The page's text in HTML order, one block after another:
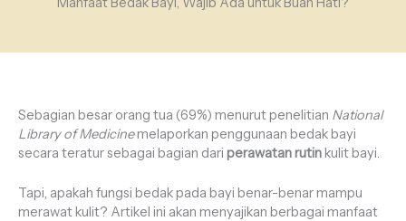
Sebagian besar orang tua (69%) menurut penelitian National
Library of Medicinemelaporkan penggunaan bedak bayi
secara teratur sebagai bagian dari perawatan rutinkulit bayi.
Tapi, apakah fungsi bedak pada bayi benar-benar mampu
merawat kulit? Artikel ini akan menyajikan berbagai manfaat